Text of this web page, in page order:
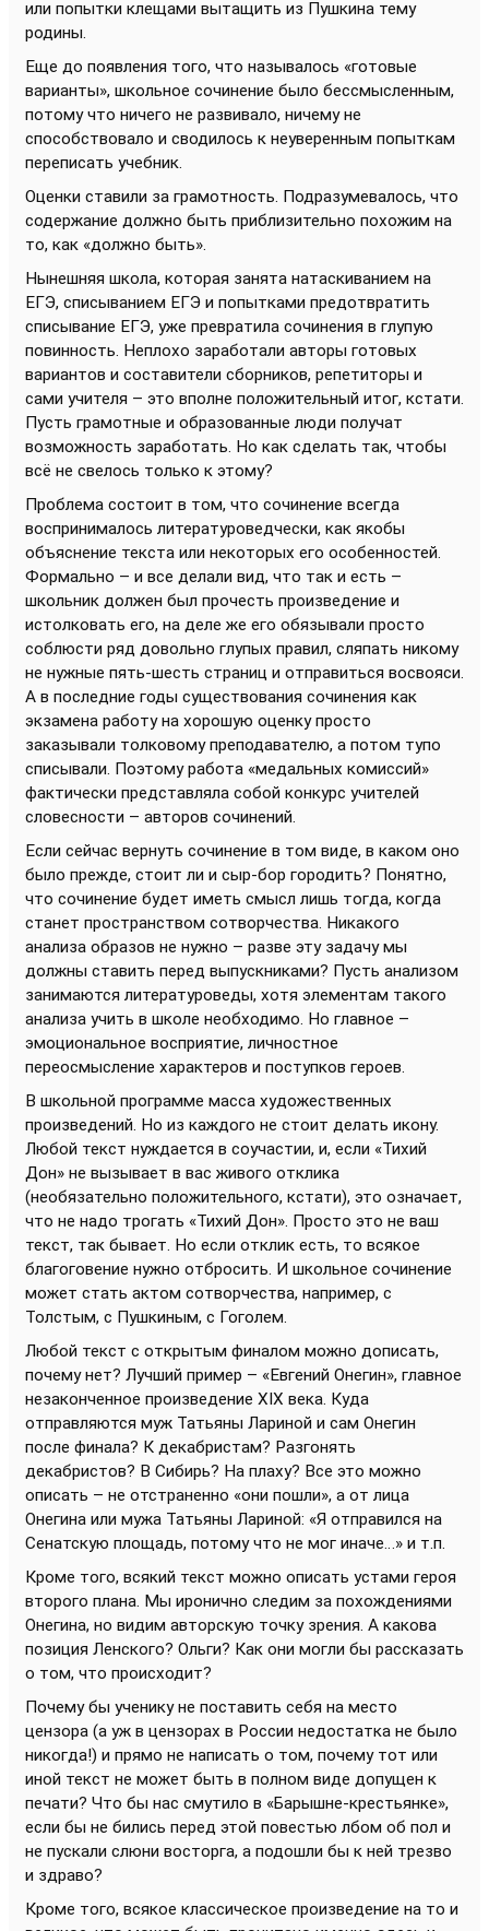
или попытки клещами вытащить из Пушкина тему
родины.
Еще до появления того, что называлось «готовые
варианты», школьное сочинение было бессмысленным,
потому что ничего не развивало, ничему не
способствовало и сводилось к неуверенным попыткам
переписать учебник.
Оценки ставили за грамотность. Подразумевалось, что
содержание должно быть приблизительно похожим на
то, как «должно быть».
Нынешняя школа, которая занята натаскиванием на
ЕГЭ, списыванием ЕГЭ и попытками предотвратить
списывание ЕГЭ, уже превратила сочинения в глупую
повинность. Неплохо заработали авторы готовых
вариантов и составители сборников, репетиторы и
сами учителя – это вполне положительный итог, кстати.
Пусть грамотные и образованные люди получат
возможность заработать. Но как сделать так, чтобы
всё не свелось только к этому?
Проблема состоит в том, что сочинение всегда
воспринималось литературоведчески, как якобы
объяснение текста или некоторых его особенностей.
Формально – и все делали вид, что так и есть –
школьник должен был прочесть произведение и
истолковать его, на деле же его обязывали просто
соблюсти ряд довольно глупых правил, сляпать никому
не нужные пять-шесть страниц и отправиться восвояси.
А в последние годы существования сочинения как
экзамена работу на хорошую оценку просто
заказывали толковому преподавателю, а потом тупо
списывали. Поэтому работа «медальных комиссий»
фактически представляла собой конкурс учителей
словесности – авторов сочинений.
Если сейчас вернуть сочинение в том виде, в каком оно
было прежде, стоит ли и сыр-бор городить? Понятно,
что сочинение будет иметь смысл лишь тогда, когда
станет пространством сотворчества. Никакого
анализа образов не нужно – разве эту задачу мы
должны ставить перед выпускниками? Пусть анализом
занимаются литературоведы, хотя элементам такого
анализа учить в школе необходимо. Но главное –
эмоциональное восприятие, личностное
переосмысление характеров и поступков героев.
В школьной программе масса художественных
произведений. Но из каждого не стоит делать икону.
Любой текст нуждается в соучастии, и, если «Тихий
Дон» не вызывает в вас живого отклика
(необязательно положительного, кстати), это означает,
что не надо трогать «Тихий Дон». Просто это не ваш
текст, так бывает. Но если отклик есть, то всякое
благоговение нужно отбросить. И школьное сочинение
может стать актом сотворчества, например, с
Толстым, с Пушкиным, с Гоголем.
Любой текст с открытым финалом можно дописать,
почему нет? Лучший пример – «Евгений Онегин», главное
незаконченное произведение XIX века. Куда
отправляются муж Татьяны Лариной и сам Онегин
после финала? К декабристам? Разгонять
декабристов? В Сибирь? На плаху? Все это можно
описать – не отстраненно «они пошли», а от лица
Онегина или мужа Татьяны Лариной: «Я отправился на
Сенатскую площадь, потому что не мог иначе…» и т.п.
Кроме того, всякий текст можно описать устами героя
второго плана. Мы иронично следим за похождениями
Онегина, но видим авторскую точку зрения. А какова
позиция Ленского? Ольги? Как они могли бы рассказать
о том, что происходит?
Почему бы ученику не поставить себя на место
цензора (а уж в цензорах в России недостатка не было
никогда!) и прямо не написать о том, почему тот или
иной текст не может быть в полном виде допущен к
печати? Что бы нас смутило в «Барышне-крестьянке»,
если бы не бились перед этой повестью лбом об пол и
не пускали слюни восторга, а подошли бы к ней трезво
и здраво?
Кроме того, всякое классическое произведение на то и